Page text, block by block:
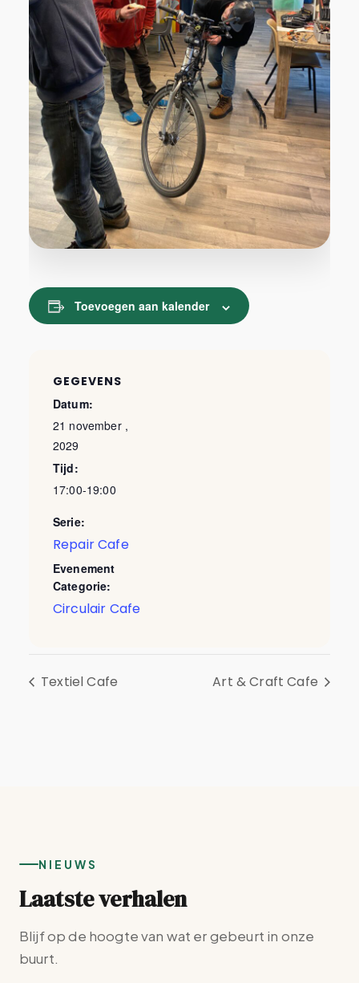
Toevoegen aan kalender
GEGEVENS
Datum:
21 november ,
2029
Tijd:
17:00-19:00
Serie:
Repair Cafe
Evenement
Categorie:
Circulair Cafe
Textiel Cafe Art & Craft Cafe
NIEUWS
Laatste verhalen
Blijf op de hoogte van wat er gebeurt in onze
buurt.